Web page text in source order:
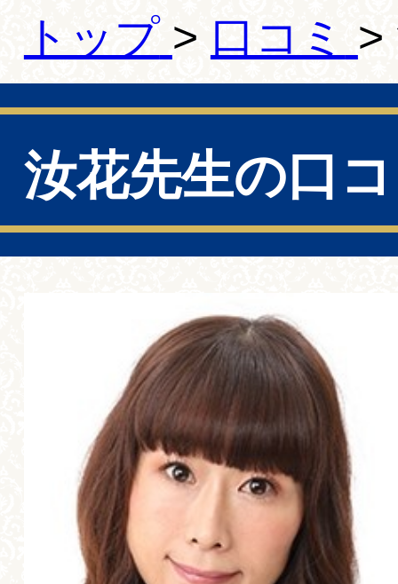
トップ 口コミ
汝花先生の口